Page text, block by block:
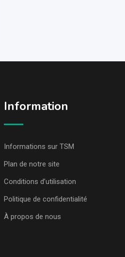
Information
Informations sur TSM
Plan de notre site
Conditions d’utilisation
Politique de confidentialité
À propos de nous